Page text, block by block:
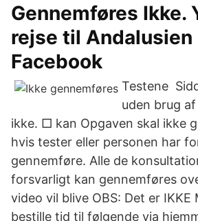
Gennemføres Ikke.
rejse til Andalusien
Facebook
Testene
uden brug
ikke. □ kan Opgaven skal ikke
hvis tester eller personen har
gennemføre. Alle de
forsvarligt kan gennemføres
video vil blive OBS: Det er IKKE
bestille tid til følgende via